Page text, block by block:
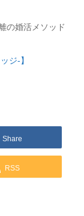
の婚活メソッド
ジ-】
Share
RSS